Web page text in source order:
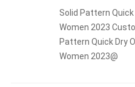
Solid Pattern
Women 2023
Pattern Quick Dry
Women 2023@